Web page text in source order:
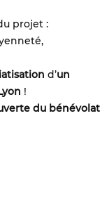
projet :
d’un
!
du bénévolat